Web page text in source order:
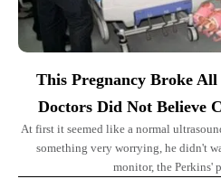
This Pregnancy Broke
Doctors Did Not Believe
At first it seemed like a normal
something very worrying, he didn't
monitor, the Perkins'